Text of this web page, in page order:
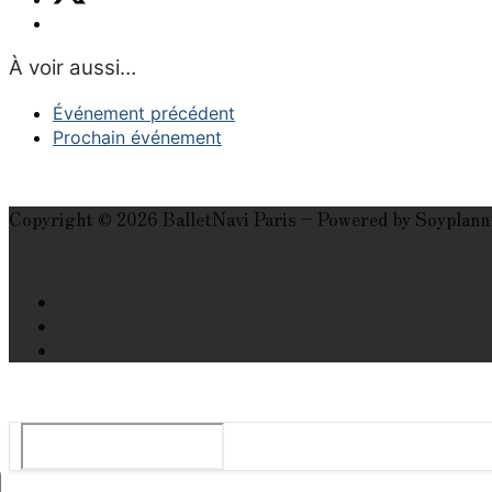
À voir aussi…
Événement précédent
Prochain événement
Copyright © 2026 BalletNavi Paris – Powered by